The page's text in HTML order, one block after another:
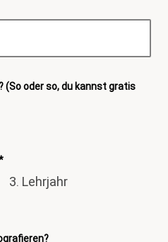
(So oder so, du kannst gratis
bist du? *
3. Lehrjahr